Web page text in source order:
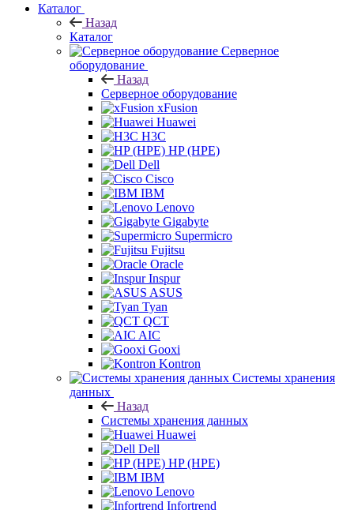
Каталог
Назад
Каталог
Серверное
оборудование
Назад
Серверное оборудование
xFusion
Huawei
H3C
HP (HPE)
Dell
Cisco
IBM
Lenovo
Gigabyte
Supermicro
Fujitsu
Oracle
Inspur
ASUS
Tyan
QCT
AIC
Gooxi
Kontron
Системы хранения
данных
Назад
Системы хранения данных
Huawei
Dell
HP (HPE)
IBM
Lenovo
Infortrend